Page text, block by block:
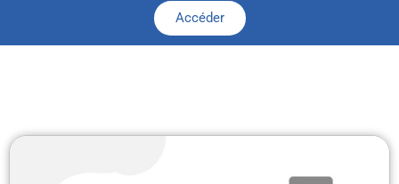
Accéder